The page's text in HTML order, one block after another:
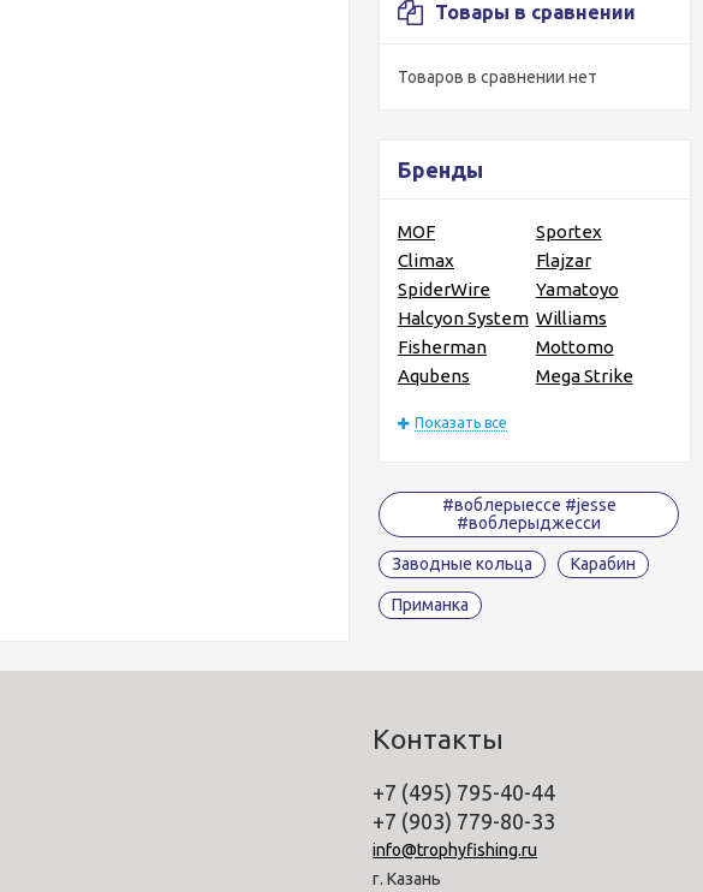
Товары в сравнении
Товаров в сравнении нет
Бренды
MOF
Sportex
Climax
Flajzar
SpiderWire
Yamatoyo
Halcyon System Williams
Fisherman
Mottomo
Aqubens
Mega Strike
Показать все
#воблерыессе #jesse
#воблерыджесси
Заводные кольца Карабин
Приманка
Контакты
+7 (495) 795-40-44
+7 (903) 779-80-33
info@trophyfishing.ru
г. Казань